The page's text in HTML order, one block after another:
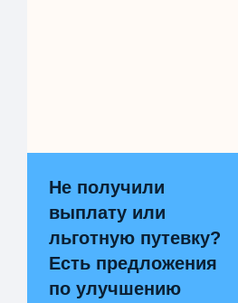
Не получили
выплату или
льготную путевку?
Есть предложения
по улучшению